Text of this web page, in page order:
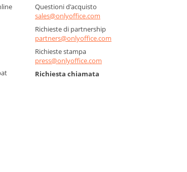
Questioni d'acquisto
sales@onlyoffice.com
Richieste di partnership
partners@onlyoffice.com
Richieste stampa
press@onlyoffice.com
Richiesta chiamata